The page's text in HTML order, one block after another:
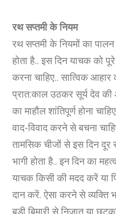
रथ सप्तमी के नियम
रथ सप्तमी के नियमों का
होता है.. इस दिन याचक को
करना चाहिए.. सात्विक आहार
प्रात:काल उठकर सूर्य देव की
का माहौल शांतिपूर्ण होना
वाद-विवाद करने से बचना
तामसिक चीजों से इस दिन दूर
भागी होता है.. इन दिन का
याचक किसी की मदद करें या
दान करें. ऐसा करने से व्यक्ति
बड़ी बिमारी से निजात या